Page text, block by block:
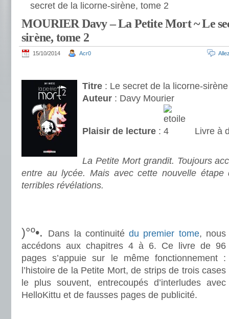
secret de la licorne-sirène, tome 2
MOURIER Davy – La Petite Mort ~ Le
sirène, tome 2
15/10/2014 Acr0
Titre : Le secret de la licorne-
Auteur : Davy Mourier
Plaisir de lecture :
Livre à
La Petite Mort grandit. Toujours
entre au lycée. Mais avec cette nouvelle
terribles révélations.
)°º•. Dans la continuitédu premier tome, nous
accédons aux chapitres 4 à 6. Ce livre de 96
pages s’appuie sur le même fonctionnement :
l’histoire de la Petite Mort, de strips de trois cases
le plus souvent, entrecoupés d’interludes avec
HelloKittu et de fausses pages de publicité.